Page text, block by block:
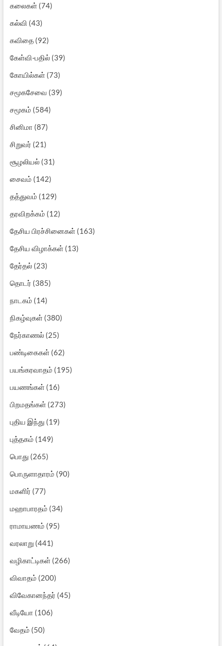
கலைகள்(74)
கல்வி (43)
கவிதை(92)
கேள்வி-பதில்(39)
கோயில்கள்(73)
சமூகசேவை (39)
சமூகம் (584)
சினிமா (87)
சிறுவர் (21)
சூழலியல்(31)
சைவம் (142)
தத்துவம் (129)
தரவிறக்கம் (12)
தேசிய பிரச்சினைகள்(163)
தேசிய விழாக்கள்(13)
தேர்தல்(23)
தொடர் (385)
நாடகம் (14)
நிகழ்வுகள்(380)
நேர்காணல்(25)
பண்டிகைகள்(62)
பயங்கரவாதம் (195)
பயணங்கள்(16)
பிறமதங்கள்(273)
புதிய இந்து (19)
புத்தகம் (149)
பொது (265)
பொருளாதாரம் (90)
மகளிர் (77)
மஹாபாரதம் (34)
ராமாயணம் (95)
வரலாறு(441)
வழிகாட்டிகள்(266)
விவாதம் (200)
விவேகானந்தர் (45)
வீடியோ (106)
வேதம் (50)